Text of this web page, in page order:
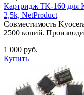
Картридж TK-160 для
2,5k, NetProduct
Совместимость
2500 копий.
1 000 руб.
Купить